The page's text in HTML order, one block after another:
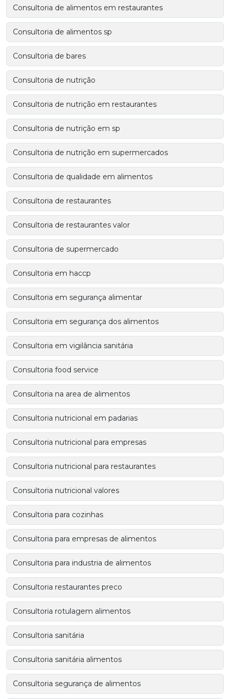
Consultoria de alimentos em restaurantes
Consultoria de alimentos sp
Consultoria de bares
Consultoria de nutrição
Consultoria de nutrição em restaurantes
Consultoria de nutrição em sp
Consultoria de nutrição em supermercados
Consultoria de qualidade em alimentos
Consultoria de restaurantes
Consultoria de restaurantes valor
Consultoria de supermercado
Consultoria em haccp
Consultoria em segurança alimentar
Consultoria em segurança dos alimentos
Consultoria em vigilância sanitária
Consultoria food service
Consultoria na area de alimentos
Consultoria nutricional em padarias
Consultoria nutricional para empresas
Consultoria nutricional para restaurantes
Consultoria nutricional valores
Consultoria para cozinhas
Consultoria para empresas de alimentos
Consultoria para industria de alimentos
Consultoria restaurantes preco
Consultoria rotulagem alimentos
Consultoria sanitária
Consultoria sanitária alimentos
Consultoria segurança de alimentos